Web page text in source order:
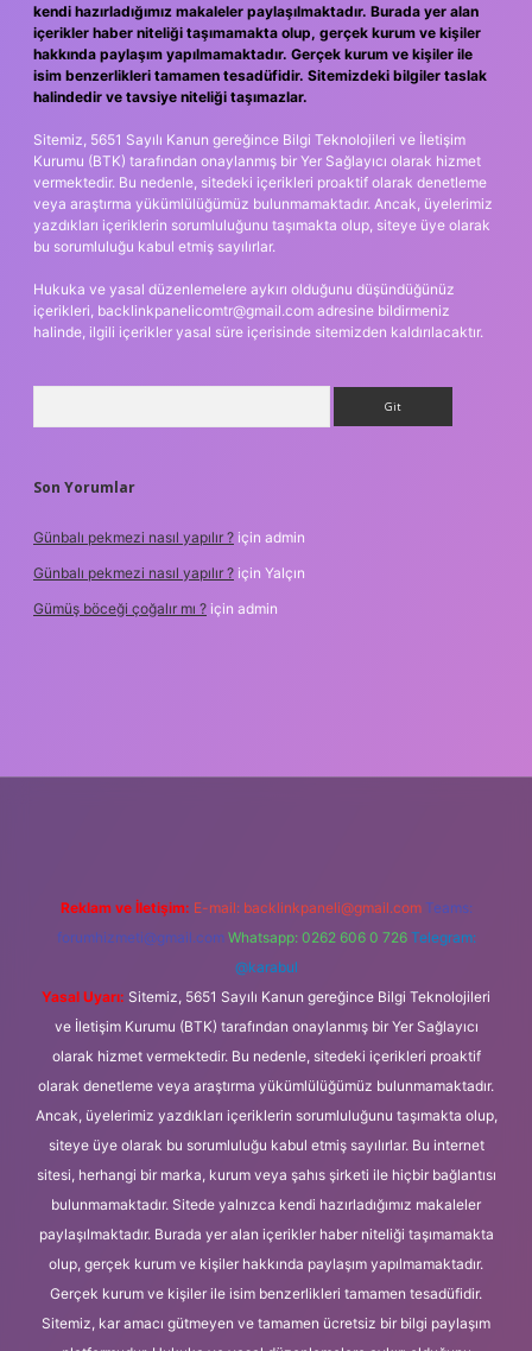
kendi hazırladığımız makaleler paylaşılmaktadır. Burada yer alan
içerikler haber niteliği taşımamakta olup, gerçek kurum ve kişiler
hakkında paylaşım yapılmamaktadır. Gerçek kurum ve kişiler ile
isim benzerlikleri tamamen tesadüfidir. Sitemizdeki bilgiler taslak
halindedir ve tavsiye niteliği taşımazlar.
Sitemiz, 5651 Sayılı Kanun gereğince Bilgi Teknolojileri ve İletişim
Kurumu (BTK) tarafından onaylanmış bir Yer Sağlayıcı olarak hizmet
vermektedir. Bu nedenle, sitedeki içerikleri proaktif olarak denetleme
veya araştırma yükümlülüğümüz bulunmamaktadır. Ancak, üyelerimiz
yazdıkları içeriklerin sorumluluğunu taşımakta olup, siteye üye olarak
bu sorumluluğu kabul etmiş sayılırlar.
Hukuka ve yasal düzenlemelere aykırı olduğunu düşündüğünüz
içerikleri, backlinkpanelicomtr@gmail.com adresine bildirmeniz
halinde, ilgili içerikler yasal süre içerisinde sitemizden kaldırılacaktır.
Son Yorumlar
Günbalı pekmezi nasıl yapılır ? için admin
Günbalı pekmezi nasıl yapılır ? için Yalçın
Gümüş böceği çoğalır mı ? için admin
Reklam ve İletişim: E-mail: backlinkpaneli@gmail.com Teams:
forumhizmeti@gmail.com Whatsapp: 0262 606 0 726 Telegram:
@karabul
Yasal Uyarı: Sitemiz, 5651 Sayılı Kanun gereğince Bilgi Teknolojileri
ve İletişim Kurumu (BTK) tarafından onaylanmış bir Yer Sağlayıcı
olarak hizmet vermektedir. Bu nedenle, sitedeki içerikleri proaktif
olarak denetleme veya araştırma yükümlülüğümüz bulunmamaktadır.
Ancak, üyelerimiz yazdıkları içeriklerin sorumluluğunu taşımakta olup,
siteye üye olarak bu sorumluluğu kabul etmiş sayılırlar. Bu internet
sitesi, herhangi bir marka, kurum veya şahıs şirketi ile hiçbir bağlantısı
bulunmamaktadır. Sitede yalnızca kendi hazırladığımız makaleler
paylaşılmaktadır. Burada yer alan içerikler haber niteliği taşımamakta
olup, gerçek kurum ve kişiler hakkında paylaşım yapılmamaktadır.
Gerçek kurum ve kişiler ile isim benzerlikleri tamamen tesadüfidir.
Sitemiz, kar amacı gütmeyen ve tamamen ücretsiz bir bilgi paylaşım